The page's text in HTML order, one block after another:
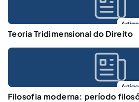
Artigo
Teoria Tridimensional do Direito
Artigo
Filosofia moderna: período